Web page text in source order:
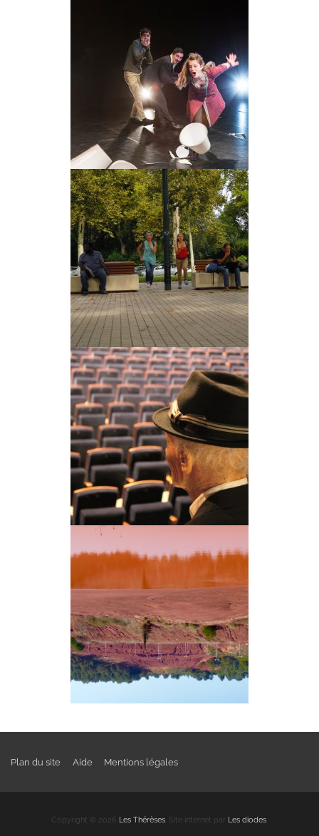
Plan du site Aide Mentions légales
Copyright © 2026 Les Thérèses . Site internet par Les diodes